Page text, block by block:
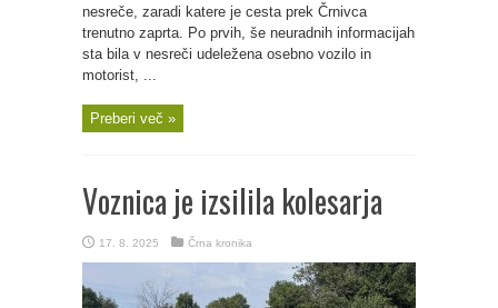
nesreče, zaradi katere je cesta prek Črnivca
trenutno zaprta. Po prvih, še neuradnih informacijah
sta bila v nesreči udeležena osebno vozilo in
motorist, ...
Preberi več »
Voznica je izsilila kolesarja
17. 8. 2025 Črna kronika